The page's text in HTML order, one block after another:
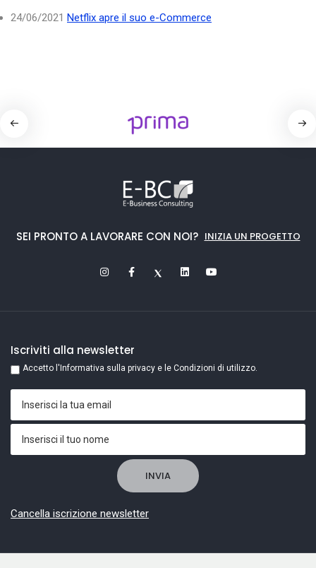
24/06/2021 Netflix apre il suo e-Commerce
SEI PRONTO A LAVORARE CON NOI? INIZIA UN PROGETTO
Iscriviti alla newsletter
Accetto l'Informativa sulla privacy e le Condizioni di utilizzo.
Cancella iscrizione newsletter